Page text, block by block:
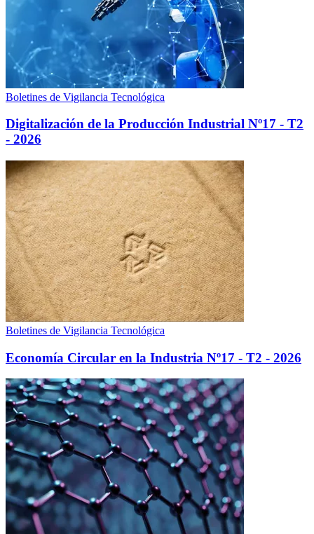
Boletines de Vigilancia Tecnológica
Digitalización de la Producción Industrial Nº17 - T2
- 2026
Boletines de Vigilancia Tecnológica
Economía Circular en la Industria Nº17 - T2 - 2026